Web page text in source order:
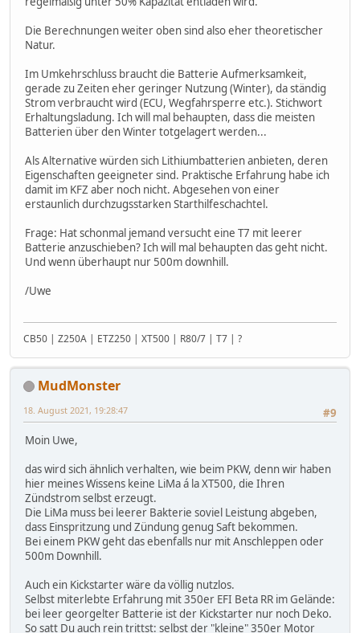
Die Berechnungen weiter oben sind also eher theoretischer
Natur.
Im Umkehrschluss braucht die Batterie Aufmerksamkeit,
gerade zu Zeiten eher geringer Nutzung (Winter), da ständig
Strom verbraucht wird (ECU, Wegfahrsperre etc.). Stichwort
Erhaltungsladung. Ich will mal behaupten, dass die meisten
Batterien über den Winter totgelagert werden...
Als Alternative würden sich Lithiumbatterien anbieten, deren
Eigenschaften geeigneter sind. Praktische Erfahrung habe ich
damit im KFZ aber noch nicht. Abgesehen von einer
erstaunlich durchzugsstarken Starthilfeschachtel.
Frage: Hat schonmal jemand versucht eine T7 mit leerer
Batterie anzuschieben? Ich will mal behaupten das geht nicht.
Und wenn überhaupt nur 500m downhill.
/Uwe
CB50 | Z250A | ETZ250 | XT500 | R80/7 | T7 | ?
MudMonster
#9
18. August 2021, 19:28:47
Moin Uwe,
das wird sich ähnlich verhalten, wie beim PKW, denn wir haben
hier meines Wissens keine LiMa á la XT500, die Ihren
Zündstrom selbst erzeugt.
Die LiMa muss bei leerer Bakterie soviel Leistung abgeben,
dass Einspritzung und Zündung genug Saft bekommen.
Bei einem PKW geht das ebenfalls nur mit Anschleppen oder
500m Downhill.
Auch ein Kickstarter wäre da völlig nutzlos.
Selbst miterlebte Erfahrung mit 350er EFI Beta RR im Gelände:
bei leer georgelter Batterie ist der Kickstarter nur noch Deko.
So satt Du auch rein trittst: selbst der "kleine" 350er Motor